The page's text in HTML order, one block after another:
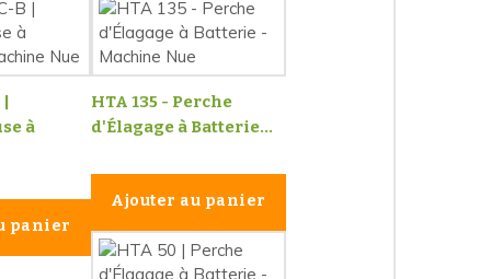
|
à
panier
HTA 135 - Perche
d'Élagage à Batterie...
Ajouter au panier